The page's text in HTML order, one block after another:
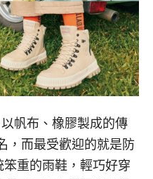
帆布、橡膠製成的傳
，而最受歡迎的就是防
重的雨鞋，輕巧好穿